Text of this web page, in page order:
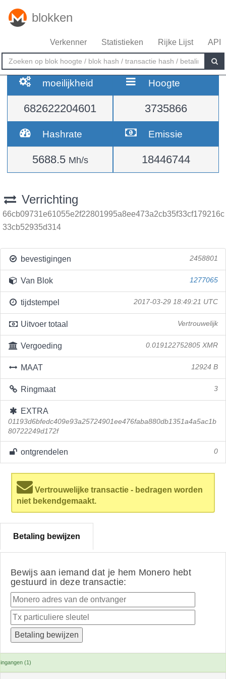
blokken
Verkenner Statistieken Rijke Lijst API
moeilijkheid
682622204601
Hoogte
3735866
Hashrate
5688.5 Mh/s
Emissie
18446744
Verrichting
66cb09731e61055e2f22801995a8ee473a2cb35f33cf179216c
33cb52935d314
bevestigingen 2458801
Van Blok 1277065
tijdstempel 2017-03-29 18:49:21 UTC
Uitvoer totaal Vertrouwelijk
Vergoeding 0.019122752805 XMR
MAAT 12924 B
Ringmaat 3
EXTRA
01193d6bfedc409e93a25724901ee476faba880db1351a4a5ac1b
80722249d172f
ontgrendelen 0
Vertrouwelijke transactie - bedragen worden
niet bekendgemaakt.
Betaling bewijzen
Bewijs aan iemand dat je hem Monero hebt
gestuurd in deze transactie:
ingangen (1)